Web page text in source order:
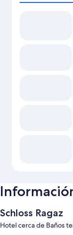
Schloss Ragaz
Hotel cerca de Baños